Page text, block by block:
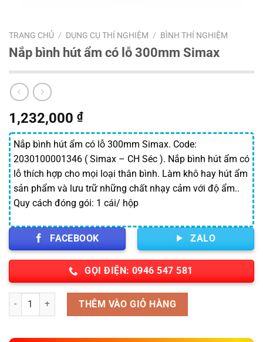
TRANG CHỦ / DỤNG CỤ THÍ NGHIỆM / BÌNH THÍ NGHIỆM
Nắp bình hút ẩm có lỗ 300mm Simax
1,232,000 ₫
Nắp bình hút ẩm có lỗ 300mm Simax. Code:
2030100001346 ( Simax – CH Séc ). Nắp bình hút ẩm có
lỗ thích hợp cho mọi loại thân bình. Làm khô hay hút ẩm
sản phẩm và lưu trữ những chất nhạy cảm với độ ẩm..
Quy cách đóng gói: 1 cái/ hộp
FACEBOOK ZALO
GỌI ĐIỆN: 0946 547 581
Số lượng THÊM VÀO GIỎ HÀNG